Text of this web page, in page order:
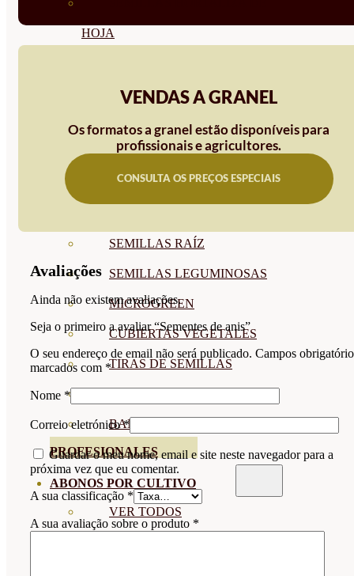
HOJA
SEMILLAS FLORES
SEMILLAS FLORES
COMESTIBLES
SEMILLAS TRADICIONALES
SEMILLAS RAÍZ
SEMILLAS LEGUMINOSAS
MICROGREEN
CUBIERTAS VEGETALES
TIRAS DE SEMILLAS
BANDEJAS Y SEMILLEROS
PROFESIONALES
ABONOS POR CULTIVO
VER TODOS
VENDAS A GRANEL
Os formatos a granel estão disponíveis para
profissionais e agricultores.
CONSULTA OS PREÇOS ESPECIAIS
Avaliações
Ainda não existem avaliações.
Seja o primeiro a avaliar “Sementes de anis”
O seu endereço de email não será publicado. Campos
marcados com *
Nome *
Correio eletrónico*
Guardar o meu nome, email e site neste navegador para a
próxima vez que eu comentar.
A sua classificação *
A sua avaliação sobre o produto *